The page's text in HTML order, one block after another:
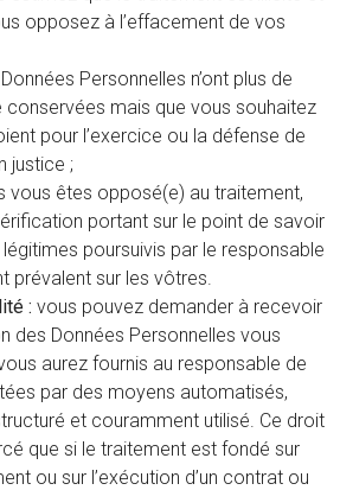
opposez à l’effacement de vos
Personnelles n’ont plus de
conservées mais que vous souhaitez
pour l’exercice ou la défense de
justice ;
vous êtes opposé(e) au traitement,
portant sur le point de savoir
poursuivis par le responsable
prévalent sur les vôtres.
: vous pouvez demander à recevoir
des Données Personnelles vous
aurez fournis au responsable de
par des moyens automatisés,
et couramment utilisé. Ce droit
que si le traitement est fondé sur
ou sur l’exécution d’un contrat ou